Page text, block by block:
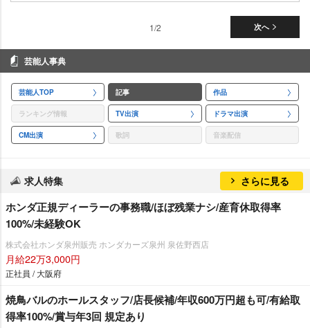
次へ
1/2
芸能人事典
芸能人TOP 記事 作品
ランキング情報 TV出演 ドラマ出演
CM出演 歌詞 音楽配信
求人特集 さらに見る
ホンダ正規ディーラーの事務職/ほぼ残業ナシ/産育休取得率
100%/未経験OK
株式会社ホンダ泉州販売 ホンダカーズ泉州 泉佐野西店
月給22万3,000円
正社員 / 大阪府
焼鳥バルのホールスタッフ/店長候補/年収600万円超も可/有給取
得率100%/賞与年3回 規定あり